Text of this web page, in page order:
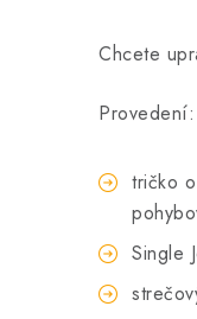
Chcete
Provedení:
tričko
Single